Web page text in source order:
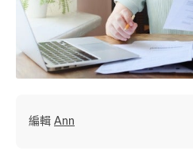
編輯 Ann